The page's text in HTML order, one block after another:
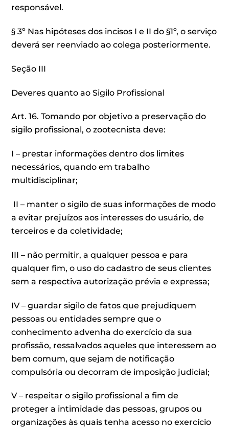
responsável.
§ 3º Nas hipóteses dos incisos I e II do §1º, o serviço
deverá ser reenviado ao colega posteriormente.
Seção III
Deveres quanto ao Sigilo Profissional
Art. 16. Tomando por objetivo a preservação do
sigilo profissional, o zootecnista deve:
I – prestar informações dentro dos limites
necessários, quando em trabalho
multidisciplinar;
II – manter o sigilo de suas informações de modo
a evitar prejuízos aos interesses do usuário, de
terceiros e da coletividade;
III – não permitir, a qualquer pessoa e para
qualquer fim, o uso do cadastro de seus clientes
sem a respectiva autorização prévia e expressa;
IV – guardar sigilo de fatos que prejudiquem
pessoas ou entidades sempre que o
conhecimento advenha do exercício da sua
profissão, ressalvados aqueles que interessem ao
bem comum, que sejam de notificação
compulsória ou decorram de imposição judicial;
V – respeitar o sigilo profissional a fim de
proteger a intimidade das pessoas, grupos ou
organizações às quais tenha acesso no exercício